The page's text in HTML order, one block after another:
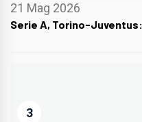
21 Mag 2026
Serie A, Torino-
3